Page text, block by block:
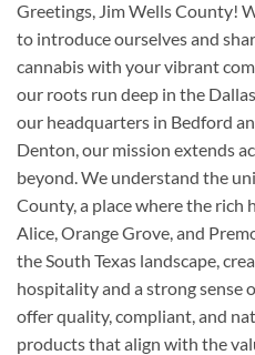
Greetings, Jim Wells County!
to introduce ourselves and
cannabis with your vibrant
our roots run deep in the
our headquarters in Bedford
Denton, our mission extends
beyond. We understand the
County, a place where the
Alice, Orange Grove, and
the South Texas landscape,
hospitality and a strong sense
offer quality, compliant, and
products that align with the